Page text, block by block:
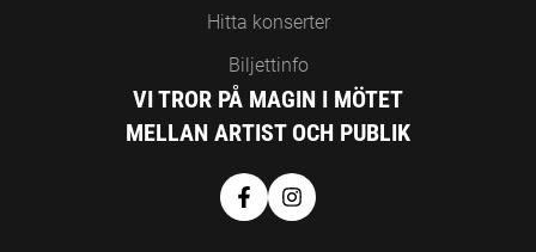
Hitta konserter
Biljettinfo
VI TROR PÅ MAGIN I MÖTET
MELLAN ARTIST OCH PUBLIK